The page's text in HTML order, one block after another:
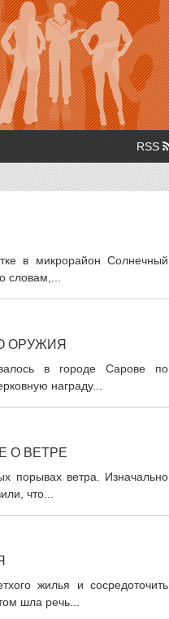
RSS
в микрорайон Солнечный
словам,...
ОРУЖИЯ
в городе Сарове по
награду...
О ВЕТРЕ
порывах ветра. Изначально
что...
жилья и сосредоточить
шла речь...